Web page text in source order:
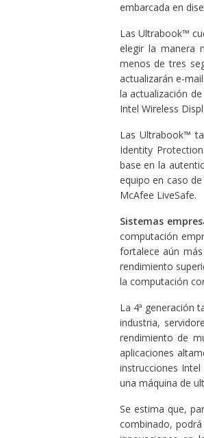
embarcada en
Las Ultrabook™
elegir la manera
menos de tres
actualizarán e-
la actualización
Intel Wireless
Las Ultrabook™
Identity
base en la
equipo en caso
McAfee LiveSafe.
Sistemas
computación
fortalece aún
rendimiento
la computación
La 4ª generación
industria,
rendimiento de
aplicaciones
instrucciones
una máquina de
Se estima que,
combinado,